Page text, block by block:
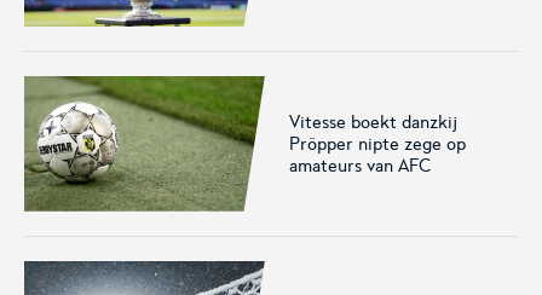
De officiële webshop van de
Vitesse boekt danzkij
Pröpper nipte zege op
amateurs van AFC